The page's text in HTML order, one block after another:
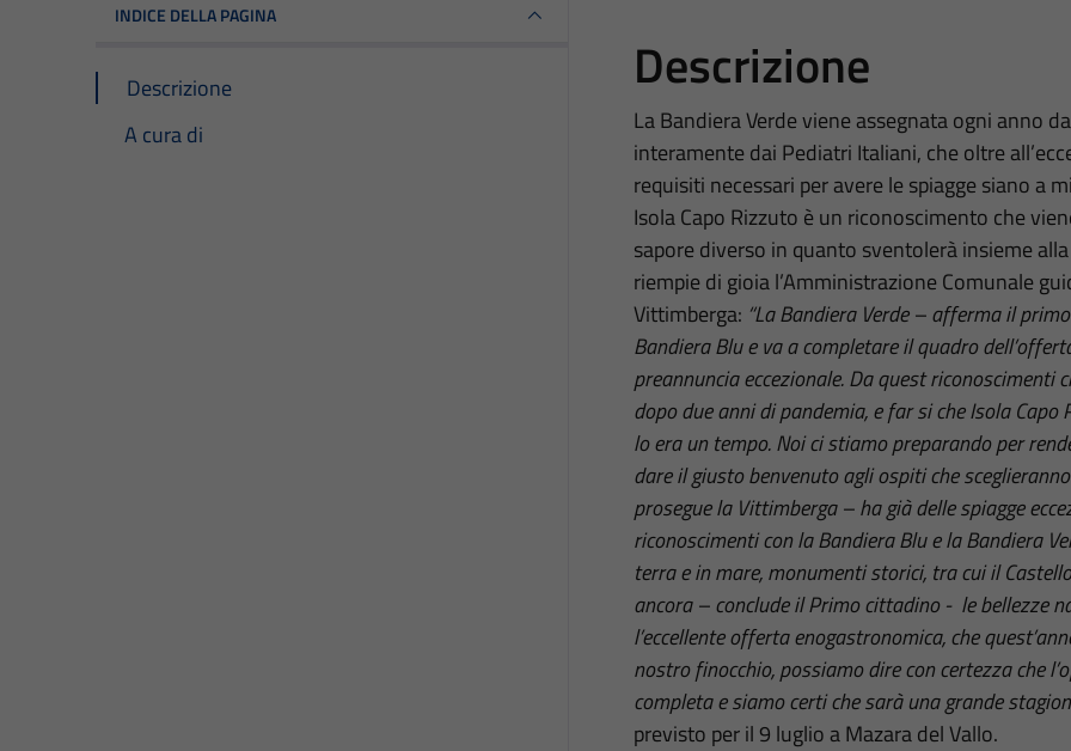
INDICE DELLA PAGINA
Descrizione
A cura di
Descrizione
La Bandiera Verde viene assegnata ogni anno
interamente dai Pediatri Italiani, che oltre
requisiti necessari per avere le spiagge siano a
Isola Capo Rizzuto è un riconoscimento che
sapore diverso in quanto sventolerà insieme
riempie di gioia l’Amministrazione Comunale
Vittimberga: “La Bandiera Verde – afferma il
Bandiera Blu e va a completare il quadro
preannuncia eccezionale. Da quest
dopo due anni di pandemia, e far si che Isola
lo era un tempo. Noi ci stiamo preparando per
dare il giusto benvenuto agli ospiti che
prosegue la Vittimberga – ha già delle spiagge
riconoscimenti con la Bandiera Blu e la Bandiera
terra e in mare, monumenti storici, tra cui il
ancora – conclude il Primo cittadino - le bellezze
l’eccellente offerta enogastronomica, che
nostro finocchio, possiamo dire con certezza che
completa e siamo certi che sarà una grande
previsto per il 9 luglio a Mazara del Vallo.